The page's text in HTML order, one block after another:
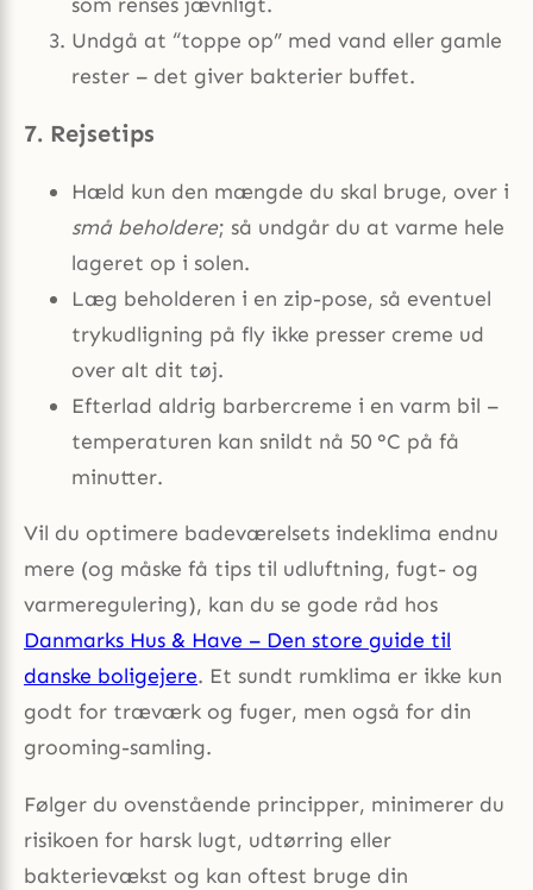
Undgå at “toppe op” med vand eller gamle
rester – det giver bakterier buffet.
7. Rejsetips
Hæld kun den mængde du skal bruge, over i
små beholdere; så undgår du at varme hele
lageret op i solen.
Læg beholderen i en zip-pose, så eventuel
trykudligning på fly ikke presser creme ud
over alt dit tøj.
Efterlad aldrig barbercreme i en varm bil –
temperaturen kan snildt nå 50 °C på få
minutter.
Vil du optimere badeværelsets indeklima endnu
mere (og måske få tips til udluftning, fugt- og
varmeregulering), kan du se gode råd hos
Danmarks Hus & Have – Den store guide til
danske boligejere. Et sundt rumklima er ikke kun
godt for træværk og fuger, men også for din
grooming-samling.
Følger du ovenstående principper, minimerer du
risikoen for harsk lugt, udtørring eller
bakterievækst og kan oftest bruge din